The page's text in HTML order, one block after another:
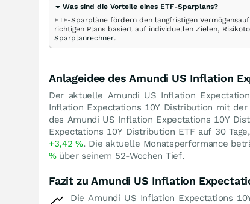
Was sind die Vorteile eines ETF-Sparplans?
ETF-Sparpläne fördern den langfristigen
richtigen Plans basiert auf individuellen Zielen,
Sparplanrechner.
Anlageidee des Amundi US Inflation
Der aktuelle Amundi US Inflation
Inflation Expectations 10Y Distribution mit der
des Amundi US Inflation Expectations 10Y
Expectations 10Y Distribution ETF auf 30
+3,42%. Die aktuelle Monatsperformance
%über seinem 52-Wochen Tief.
Fazit zu Amundi US Inflation
Die Amundi US Inflation Expectations